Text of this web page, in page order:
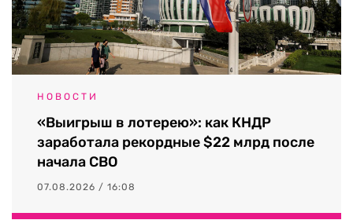
НОВОСТИ
«Выигрыш в лотерею»: как КНДР
заработала рекордные $22 млрд после
начала СВО
07.08.2026 / 16:08